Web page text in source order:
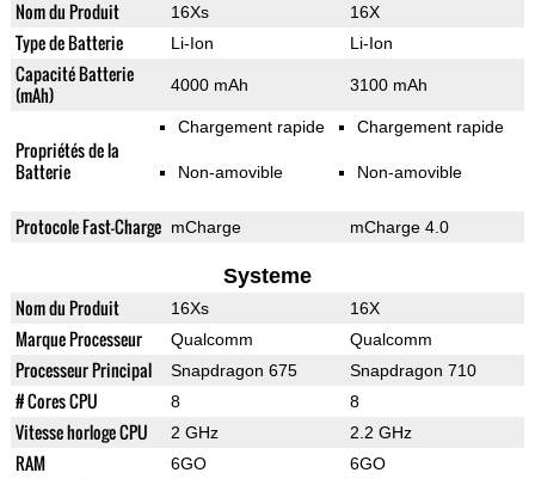
Nom du Produit 16Xs 16X
Type de Batterie Li-Ion Li-Ion
Capacité Batterie
(mAh)
4000 mAh 3100 mAh
Propriétés de la
Batterie
Chargement rapide
Non-amovible
Chargement rapide
Non-amovible
Protocole Fast-Charge mCharge mCharge 4.0
Systeme
Nom du Produit 16Xs 16X
Marque Processeur Qualcomm Qualcomm
Processeur Principal Snapdragon 675 Snapdragon 710
# Cores CPU 8 8
Vitesse horloge CPU 2 GHz 2.2 GHz
RAM 6GO 6GO